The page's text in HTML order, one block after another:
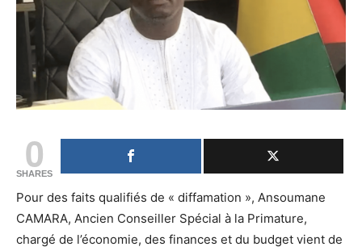
0
SHARES
Pour des faits qualifiés de « diffamation », Ansoumane
CAMARA, Ancien Conseiller Spécial à la Primature,
chargé de l’économie, des finances et du budget vient de